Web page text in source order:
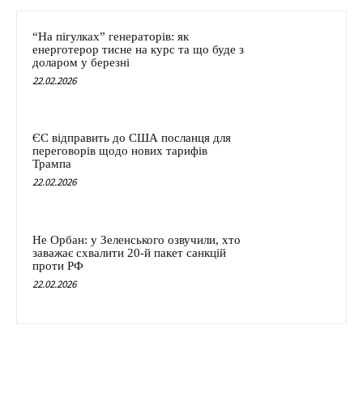
“На пігулках” генераторів: як
енерготерор тисне на курс та що буде з
доларом у березні
22.02.2026
ЄС відправить до США посланця для
переговорів щодо нових тарифів
Трампа
22.02.2026
Не Орбан: у Зеленського озвучили, хто
заважає схвалити 20-й пакет санкцій
проти РФ
22.02.2026